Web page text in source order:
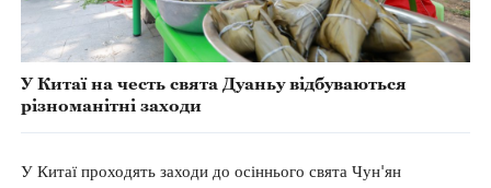
У Китаї на честь свята Дуаньу відбуваються
різноманітні заходи
У Китаї проходять заходи до осіннього свята Чун'ян